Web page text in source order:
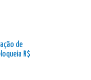
de
R$